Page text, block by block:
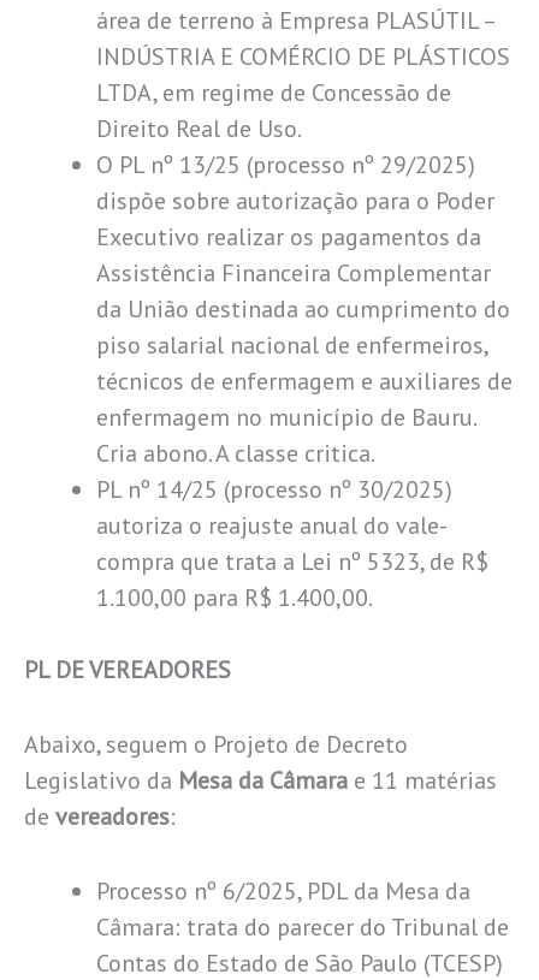
área de terreno à Empresa PLASÚTIL –
INDÚSTRIA E COMÉRCIO DE PLÁSTICOS
LTDA, em regime de Concessão de
Direito Real de Uso.
O PL nº 13/25 (processo nº 29/2025)
dispõe sobre autorização para o Poder
Executivo realizar os pagamentos da
Assistência Financeira Complementar
da União destinada ao cumprimento do
piso salarial nacional de enfermeiros,
técnicos de enfermagem e auxiliares de
enfermagem no município de Bauru.
Cria abono. A classe critica.
PL nº 14/25 (processo nº 30/2025)
autoriza o reajuste anual do vale-
compra que trata a Lei nº 5323, de R$
1.100,00 para R$ 1.400,00.
PL DE VEREADORES
Abaixo, seguem o Projeto de Decreto
Legislativo da Mesa da Câmara e 11 matérias
de vereadores:
Processo nº 6/2025, PDL da Mesa da
Câmara: trata do parecer do Tribunal de
Contas do Estado de São Paulo (TCESP)